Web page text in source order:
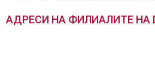
АДРЕСИ НА ФИЛИАЛИТЕ НА